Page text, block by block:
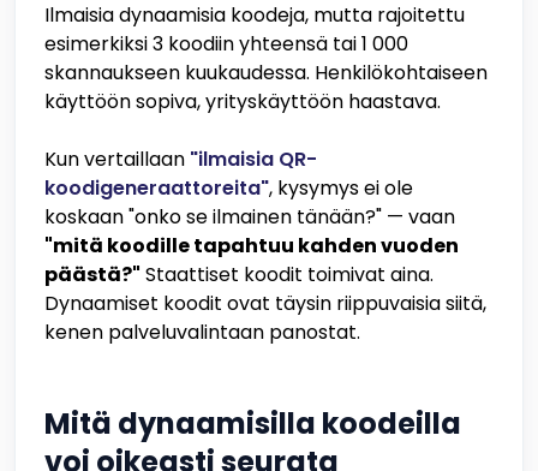
Ilmaisia dynaamisia koodeja, mutta rajoitettu
esimerkiksi 3 koodiin yhteensä tai 1 000
skannaukseen kuukaudessa. Henkilökohtaiseen
käyttöön sopiva, yrityskäyttöön haastava.
Kun vertaillaan "ilmaisia QR-
koodigeneraattoreita", kysymys ei ole
koskaan "onko se ilmainen tänään?" — vaan
"mitä koodille tapahtuu kahden vuoden
päästä?" Staattiset koodit toimivat aina.
Dynaamiset koodit ovat täysin riippuvaisia siitä,
kenen palveluvalintaan panostat.
Mitä dynaamisilla koodeilla
voi oikeasti seurata